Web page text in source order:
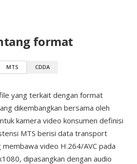
format
MTS CDDA
yang terkait dengan format
dikembangkan bersama oleh
kamera video konsumen definisi
MTS berisi data transport
video H.264/AVC pada
dipasangkan dengan audio